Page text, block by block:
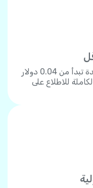
اتصل بأكثر من 190 دولة بأسعار زهيدة تبدأ من 0.04 دولار
للاطلاع على